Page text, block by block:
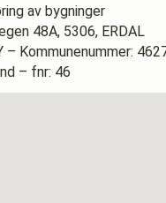
av bygninger
48A, 5306, ERDAL
– Kommunenummer:
– fnr: 46